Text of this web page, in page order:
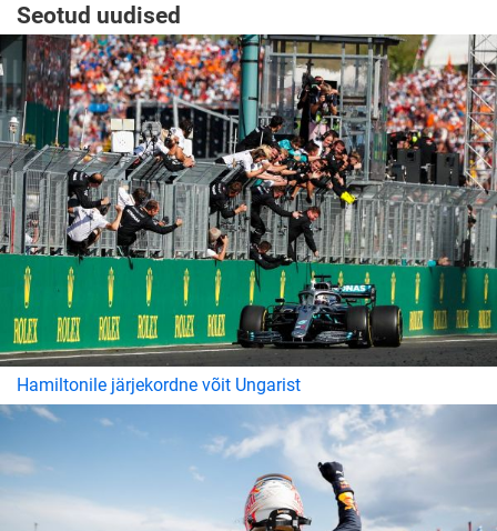
Seotud uudised
Hamiltonile järjekordne võit Ungarist